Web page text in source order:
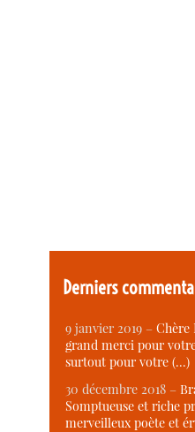
Derniers
9 janvier 2019 –Chère
grand merci pour
surtout pour votre (…)
30 décembre 2018 –
Somptueuse et riche
merveilleux poète et